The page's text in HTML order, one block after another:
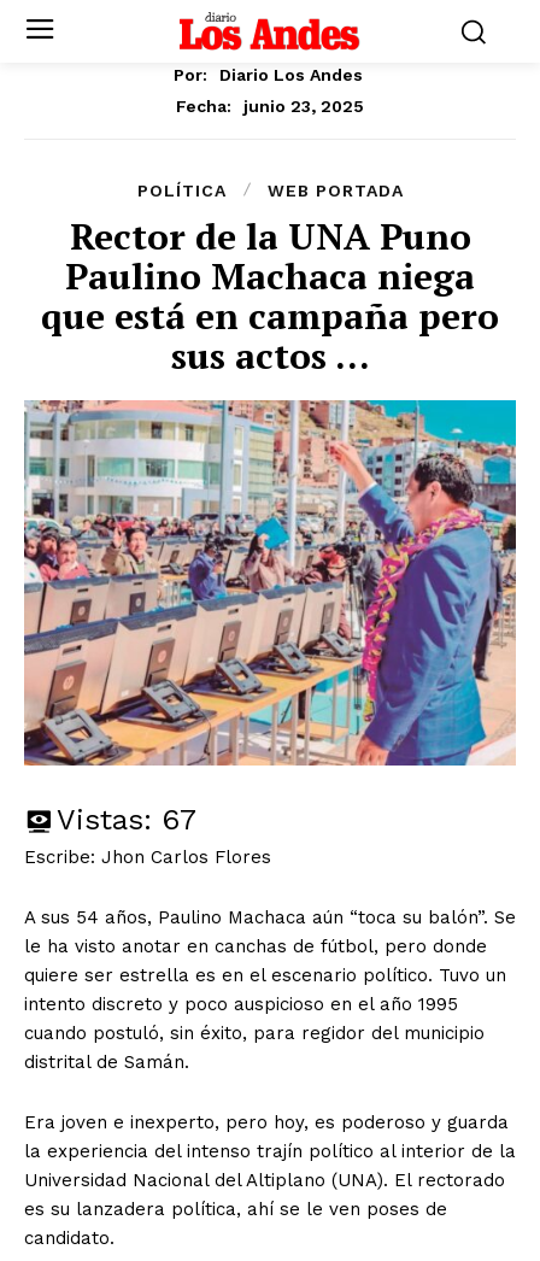
Por:
Diario Los Andes
Fecha:
junio 23, 2025
POLÍTICA WEB PORTADA
Rector de la UNA Puno
Paulino Machaca niega
que está en campaña pero
sus actos …
Vistas: 67
Escribe: Jhon Carlos Flores
A sus 54 años, Paulino Machaca aún “toca su balón”. Se
le ha visto anotar en canchas de fútbol, pero donde
quiere ser estrella es en el escenario político. Tuvo un
intento discreto y poco auspicioso en el año 1995
cuando postuló, sin éxito, para regidor del municipio
distrital de Samán.
Era joven e inexperto, pero hoy, es poderoso y guarda
la experiencia del intenso trajín político al interior de la
Universidad Nacional del Altiplano (UNA). El rectorado
es su lanzadera política, ahí se le ven poses de
candidato.